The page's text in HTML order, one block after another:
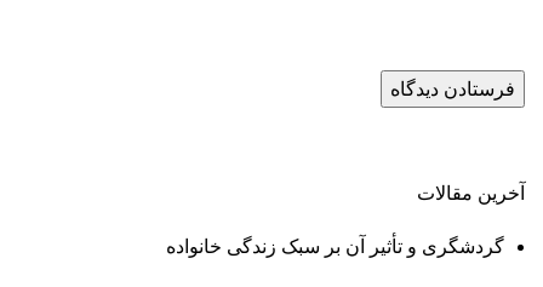
آخرین مقالات
گردشگری و تأثیر آن بر سبک زندگی خانواده